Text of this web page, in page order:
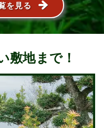
を見る
敷地まで！